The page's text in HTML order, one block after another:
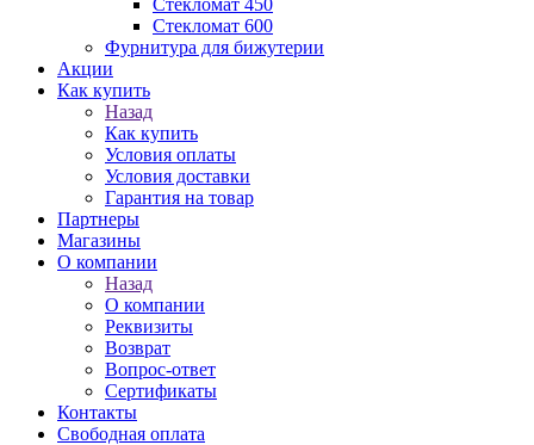
Стекломат 450
Стекломат 600
Фурнитура для бижутерии
Акции
Как купить
Назад
Как купить
Условия оплаты
Условия доставки
Гарантия на товар
Партнеры
Магазины
О компании
Назад
О компании
Реквизиты
Возврат
Вопрос-ответ
Сертификаты
Контакты
Свободная оплата